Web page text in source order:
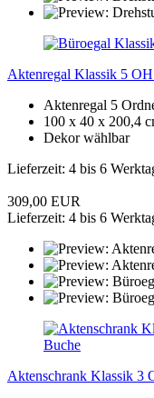
Aktenregal Klassik 5
Aktenregal 5
100 x 40 x 200,4
Dekor wählbar
Lieferzeit: 4 bis 6
309,00 EUR
Lieferzeit: 4 bis 6
Aktenschrank Klassik 3